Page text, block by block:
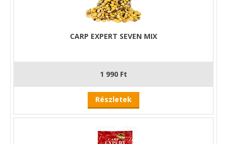
CARP EXPERT SEVEN MIX
1 990 Ft
Részletek